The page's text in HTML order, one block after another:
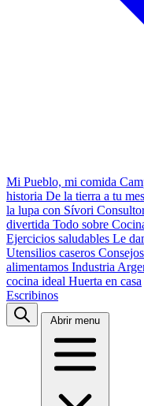
Mi Pueblo, mi comida
historia De la tierra a tu
la lupa con Sívori
divertida Todo sobre
Ejercicios saludables Le
Utensilios caseros Consejos
alimentamos Industria
cocina ideal Huerta en casa
Escribinos
Abrir menu